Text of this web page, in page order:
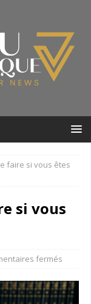
faire si vous êtes
si vous
fermés